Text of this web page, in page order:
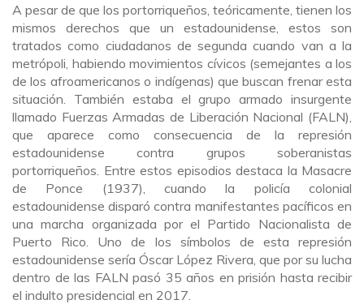
A pesar de que los portorriqueños, teóricamente, tienen los
mismos derechos que un estadounidense, estos son
tratados como ciudadanos de segunda cuando van a la
metrópoli, habiendo movimientos cívicos (semejantes a los
de los afroamericanos o indígenas) que buscan frenar esta
situación. También estaba el grupo armado insurgente
llamado Fuerzas Armadas de Liberación Nacional (FALN),
que aparece como consecuencia de la represión
estadounidense contra grupos soberanistas
portorriqueños. Entre estos episodios destaca la Masacre
de Ponce (1937), cuando la policía colonial
estadounidense disparó contra manifestantes pacíficos en
una marcha organizada por el Partido Nacionalista de
Puerto Rico. Uno de los símbolos de esta represión
estadounidense sería Óscar López Rivera, que por su lucha
dentro de las FALN pasó 35 años en prisión hasta recibir
el indulto presidencial en 2017.